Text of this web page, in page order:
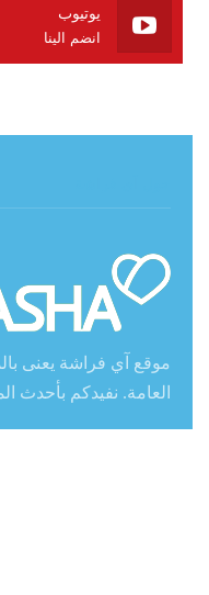
يوتيوب
انضم الينا
موقع آي فراشة يعنى
العامة. نفيدكم بأحدث